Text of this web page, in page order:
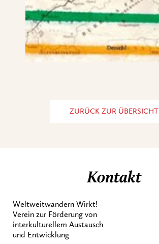
ZURÜCK ZUR ÜBERSICHT
Kontakt
Weltweitwandern Wirkt!
Verein zur Förderung von
interkulturellem Austausch
und Entwicklung